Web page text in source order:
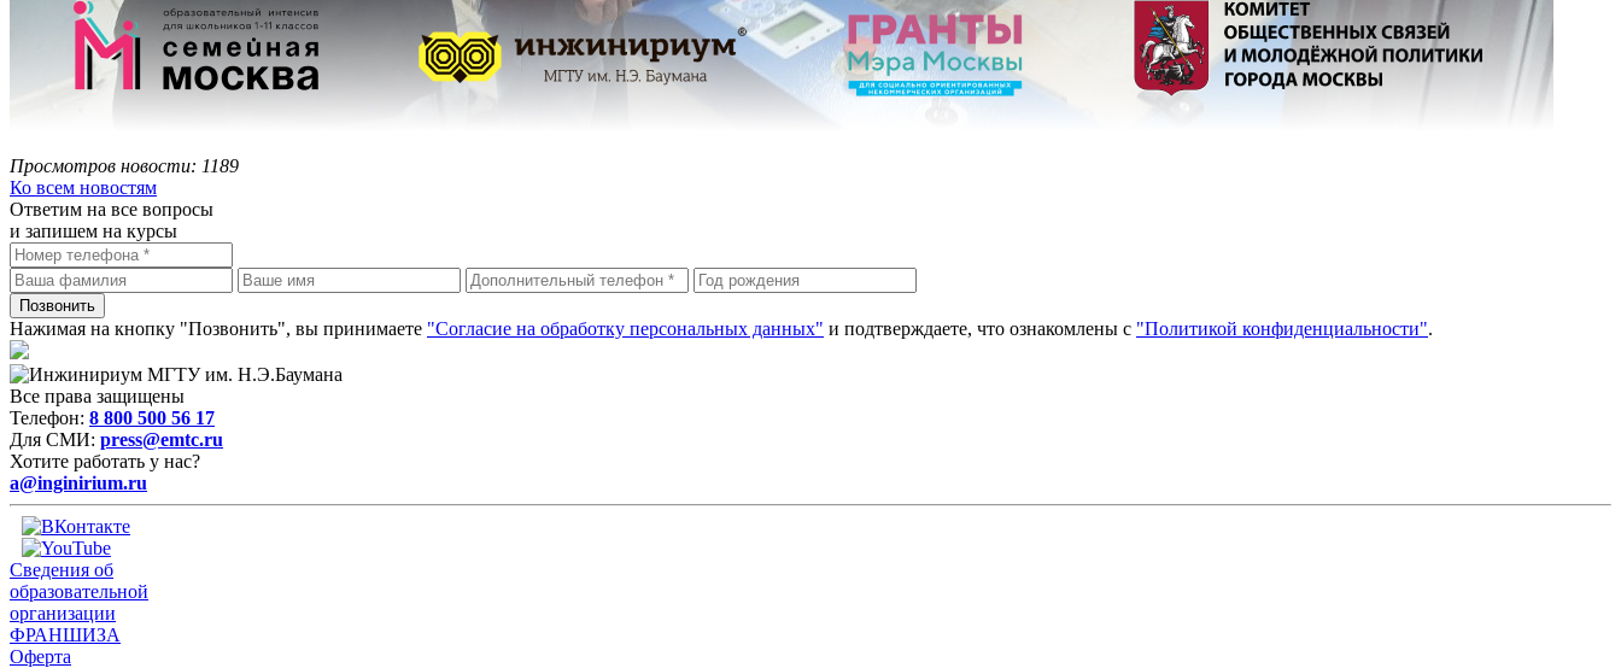
Просмотров новости: 1189
Ко всем новостям
Ответим на все вопросы
и запишем на курсы
Нажимая на кнопку "Позвонить", вы принимаете "Согласие на обработку персональных данных" и подтверждаете, что ознакомлены с "Политикой конфиденциальности".
Все права защищены
Телефон: 8 800 500 56 17
Для СМИ: press@emtc.ru
Хотите работать у нас?
a@inginirium.ru
Сведения об
образовательной
организации
ФРАНШИЗА
Оферта